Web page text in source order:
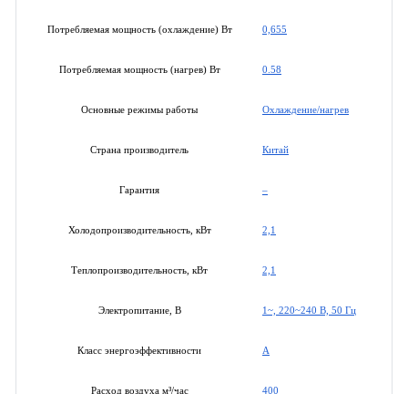
Потребляемая мощность (охлаждение) Вт 0,655
Потребляемая мощность (нагрев) Вт 0.58
Основные режимы работы Охлаждение/нагрев
Страна производитель Китай
Гарантия –
Холодопроизводительность, кВт 2,1
Теплопроизводительность, кВт 2,1
Электропитание, В 1~, 220~240 В, 50 Гц
Класс энергоэффективности A
Расход воздуха м³/час 400